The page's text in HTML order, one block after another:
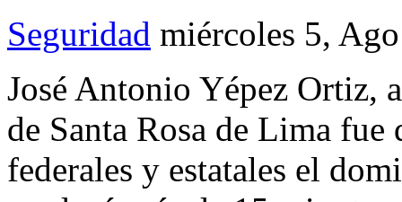
Seguridad miércoles 5,
José Antonio Yépez Ortiz,
de Santa Rosa de Lima
federales y estatales el